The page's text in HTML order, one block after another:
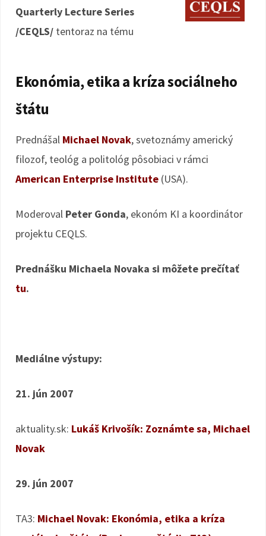
Quarterly Lecture Series
/CEQLS/ tentoraz na tému
Ekonómia, etika a kríza sociálneho
štátu
Prednášal Michael Novak, svetoznámy americký
filozof, teológ a politológ pôsobiaci v rámci
American Enterprise Institute (USA).
Moderoval Peter Gonda, ekonóm KI a koordinátor
projektu CEQLS.
Prednášku Michaela Novaka si môžete prečítať
tu.
Mediálne výstupy:
21. jún 2007
aktuality.sk: Lukáš Krivošík: Zoznámte sa, Michael
Novak
29. jún 2007
TA3: Michael Novak: Ekonómia, etika a kríza